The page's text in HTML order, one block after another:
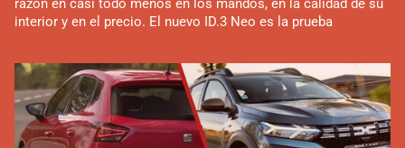
razón en casi todo menos en los mandos, en la calidad de su
interior y en el precio. El nuevo ID.3 Neo es la prueba